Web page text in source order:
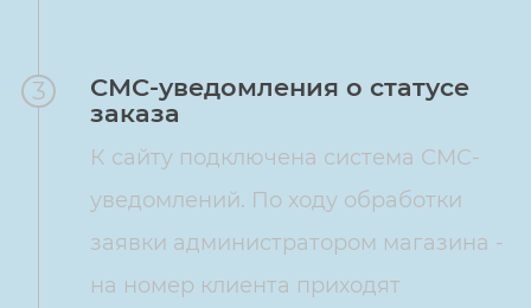
3
СМС-уведомления о статусе
заказа
К сайту подключена система СМС-
уведомлений. По ходу обработки
заявки администратором магазина -
на номер клиента приходят